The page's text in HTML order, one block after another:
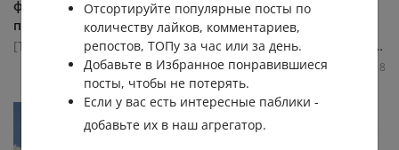
футбол во дворе. Конфликт
произошёл на... (видео)
[ТЕ] Типичный Екатеринбург
7.8К 0.0К 13 5
День строителя.
Праздничные...
[ТЕ] Типичный Екатеринбург
7.7К 0.0К 18
Отсортируйте популярные посты по
количеству лайков, комментариев,
репостов, ТОПу за час или за день.
Добавьте в Избранное понравившиеся
посты, чтобы не потерять.
Если у вас есть интересные паблики -
добавьте их в наш агрегатор.